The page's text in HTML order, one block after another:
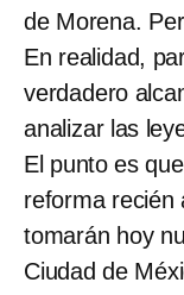
de Morena.
En realidad,
verdadero
analizar las
El punto es
reforma recién
tomarán hoy
Ciudad de